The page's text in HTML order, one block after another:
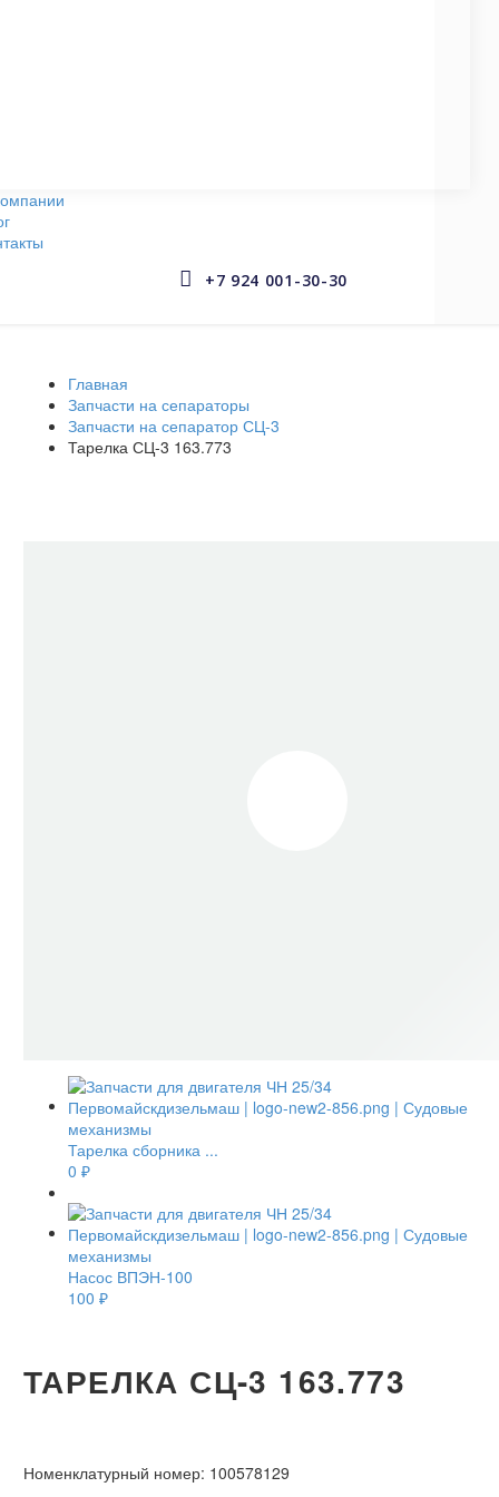

 +7 924 001-30-30
Главная
Запчасти на сепараторы
Запчасти на сепаратор СЦ-3
Тарелка СЦ-3 163.773
Тарелка сборника ...
0 ₽
Насос ВПЭН-100
100 ₽
ТАРЕЛКА СЦ-3 163.773
Номенклатурный номер: 100578129